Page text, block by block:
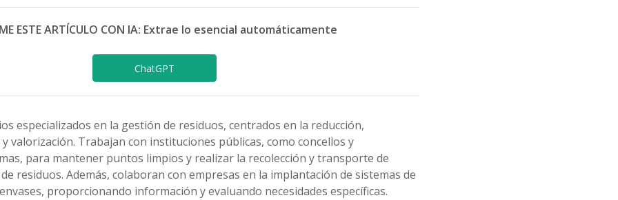
ESTE ARTÍCULO CON IA: Extrae lo esencial automáticamente
ChatGPT
especializados en la gestión de residuos, centrados en la reducción,
valorización. Trabajan con instituciones públicas, como concellos y
para mantener puntos limpios y realizar la recolección y transporte de
residuos. Además, colaboran con empresas en la implantación de sistemas de
proporcionando información y evaluando necesidades específicas.